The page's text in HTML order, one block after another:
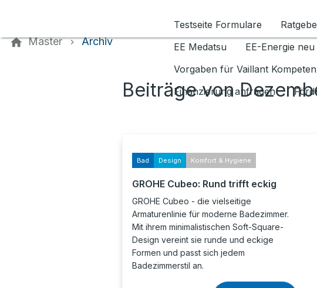
Testseite Formulare
EE Medatsu
EE-Energie neu
Vorgaben für Vaillant
Finanzierung anfragen
Master Archiv
Beiträge von
Bad Design Komfort & Hygiene
GROHE Cubeo: Rund trifft eckig
GROHE Cubeo - die vielseitige
Armaturenlinie für moderne Badezimmer.
Mit ihrem minimalistischen Soft-Square-
Design vereint sie runde und eckige
Formen und passt sich jedem
Badezimmerstil an.